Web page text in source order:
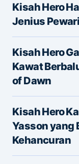
Alamat email
Ruas yang
Message*
Kisah Hero
Jenius
Kisah Hero
Kawat
of Dawn
Kisah Hero
Yasson yang
Kehancuran